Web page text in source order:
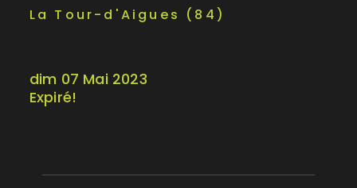
dim 07 Mai 2023
Expiré!
La Tour-d'Aigues (84)